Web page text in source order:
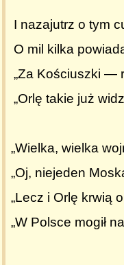
I nazajutrz o tym
O mil kilka
„Za Kościuszki —
„Orlę takie już
„Wielka, wielka
„Oj, niejeden
„Lecz i Orlę krwią
„W Polsce